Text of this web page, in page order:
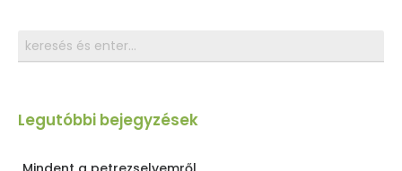
Legutóbbi bejegyzések